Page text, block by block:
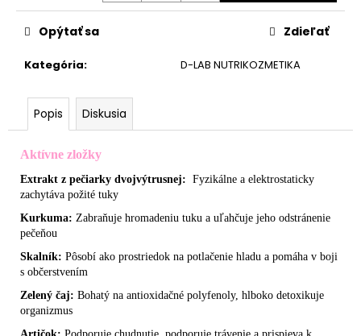
Kategória: D-LAB NUTRIKOZMETIKA
Opýtať sa Zdieľať
Popis Diskusia
Aktívne zložky
Extrakt z pečiarky dvojvýtrusnej: Fyzikálne a elektrostaticky
zachytáva požité tuky
Kurkuma: Zabraňuje hromadeniu tuku a uľahčuje jeho odstránenie
pečeňou
Skalník: Pôsobí ako prostriedok na potlačenie hladu a pomáha v boji
s občerstvením
Zelený čaj: Bohatý na antioxidačné polyfenoly, hlboko detoxikuje
organizmus
15
€